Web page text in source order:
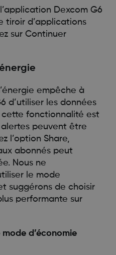
Dexcom G6
tiroir d’applications
sur Continuer
empêche à
d’utiliser les données
cette fonctionnalité est
peuvent être
l’option Share,
abonnés peut
Nous ne
le mode
suggérons de choisir
performante sur
d’économie